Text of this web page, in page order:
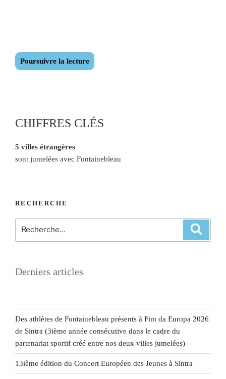
Poursuivre la lecture
CHIFFRES CLÉS
5 villes étrangères
sont jumelées avec Fontainebleau
RECHERCHE
Derniers articles
Des athlètes de Fontainebleau présents à Fim da Europa 2026
de Sintra (3ième année consécutive dans le cadre du
partenariat sportif créé entre nos deux villes jumelées)
13ième édition du Concert Européen des Jeunes à Sintra